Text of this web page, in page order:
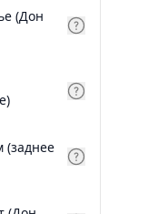
(Дон
(заднее